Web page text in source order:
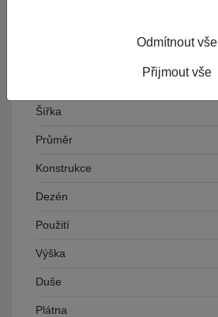
Šířka
Průměr
Konstrukce
Dezén
Použití
Výška
Duše
Plátna
Odmítnout vše
Přijmout vše